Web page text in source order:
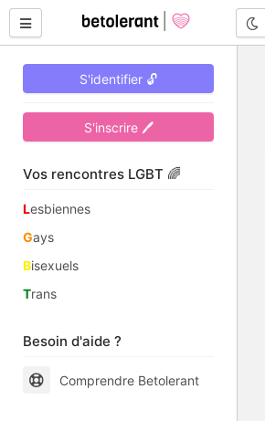
S'identifier 🔓
S'inscrire 🖊
Vos rencontres LGBT 🌈
Lesbiennes
Gays
Bisexuels
Trans
Besoin d'aide ?
Comprendre Betolerant